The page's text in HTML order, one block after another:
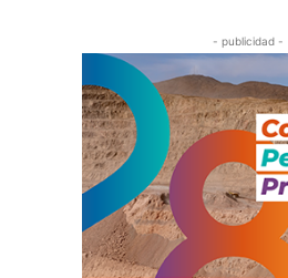
- publicidad -